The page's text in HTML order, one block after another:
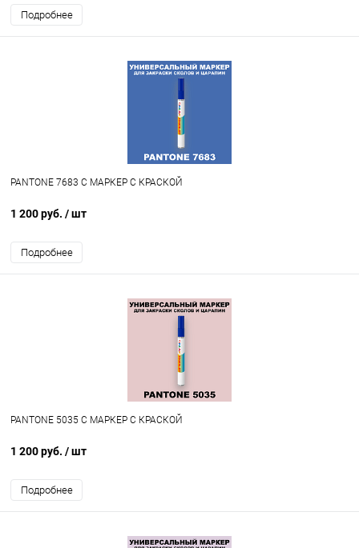
Подробнее
PANTONE 7683 C МАРКЕР С КРАСКОЙ
1 200 руб. / шт
Подробнее
PANTONE 5035 C МАРКЕР С КРАСКОЙ
1 200 руб. / шт
Подробнее